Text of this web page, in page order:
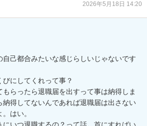
2026年5月18日 14:20
自己都合みたいな感じらしいじゃないです
びにしてくれって事？
もらったら退職届を出すって事は納得しま
納得してないんであれば退職届は出さない
はい。
にいつ退職するの？って話。首にすればい